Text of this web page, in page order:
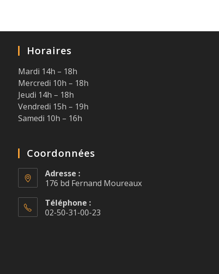
Horaires
Mardi 14h – 18h
Mercredi 10h – 18h
Jeudi 14h – 18h
Vendredi 15h – 19h
Samedi 10h – 16h
Coordonnées
Adresse :
176 bd Fernand Moureaux
Téléphone :
02-50-31-00-23